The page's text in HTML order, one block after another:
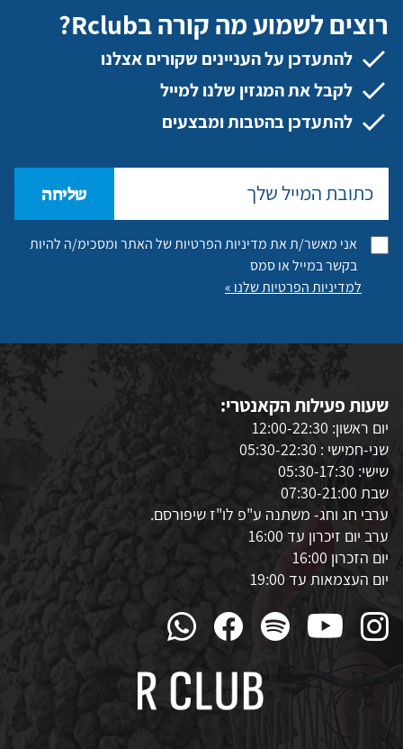
רוצים לשמוע מה קורה בRclub?
להתעדכן על העניינים שקורים אצלנו
לקבל את המגזין שלנו למייל
להתעדכן בהטבות ומבצעים
שליחה
אני מאשר/ת את מדיניות הפרטיות של האתר ומסכימ/ה להיות
בקשר במייל או סמס
למדיניות הפרטיות שלנו »
שעות פעילות הקאנטרי:
יום ראשון: 12:00-22:30
שני-חמישי : 05:30-22:30
שישי: 05:30-17:30
שבת 07:30-21:00
ערבי חג וחג- משתנה ע"פ לו"ז שיפורסם.
ערב יום זיכרון עד 16:00
יום הזכרון 16:00
יום העצמאות עד 19:00